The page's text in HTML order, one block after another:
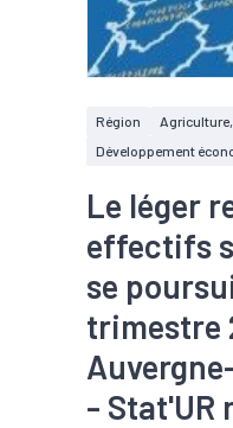
Région
Développement
Le léger
effectifs
se
trimestre
- Stat'UR